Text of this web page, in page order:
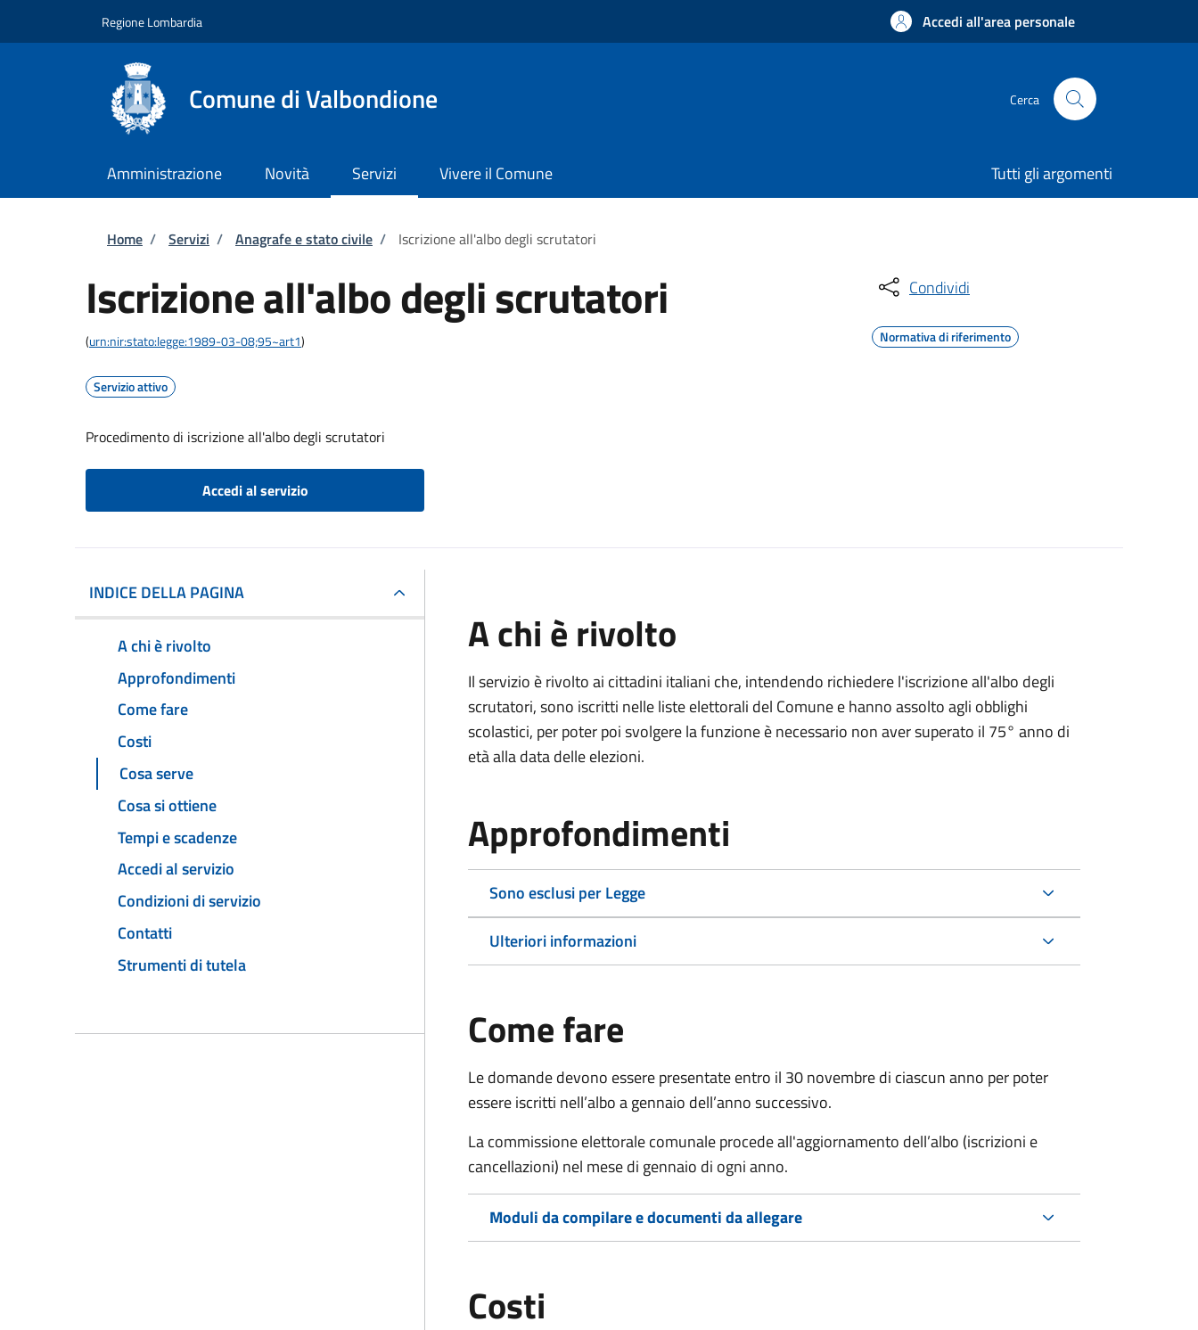
Regione Lombardia Accedi all'area personale
Comune di Valbondione Cerca
Amministrazione Novità Servizi Vivere il Comune Tutti gli argomenti
Briciole di pane
Home / Servizi / Anagrafe e stato civile / Iscrizione all'albo degli scrutatori
Iscrizione all'albo degli scrutatori
(urn:nir:stato:legge:1989-03-08;95~art1)
Servizio attivo
Procedimento di iscrizione all'albo degli scrutatori
Accedi al servizio
Condividi
Normativa di riferimento
INDICE DELLA PAGINA
A chi è rivolto
Approfondimenti
Come fare
Costi
Cosa serve
Cosa si ottiene
Tempi e scadenze
Accedi al servizio
Condizioni di servizio
Contatti
Strumenti di tutela
A chi è rivolto
Il servizio è rivolto ai cittadini italiani che, intendendo richiedere l'iscrizione all'albo degli
scrutatori, sono iscritti nelle liste elettorali del Comune e hanno assolto agli obblighi
scolastici, per poter poi svolgere la funzione è necessario non aver superato il 75° anno di
età alla data delle elezioni.
Approfondimenti
Sono esclusi per Legge
Ulteriori informazioni
Come fare
Le domandedevono essere presentate entro il 30 novembre di ciascun anno per poter
essere iscritti nell’albo a gennaio dell’anno successivo.
La commissione elettorale comunale procede all'aggiornamento dell’albo (iscrizioni e
cancellazioni) nel mese di gennaio di ogni anno.
Moduli da compilare e documenti da allegare
Costi